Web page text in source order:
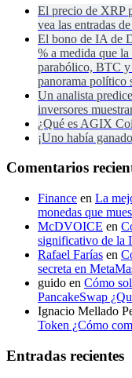
El precio de XRP
vea las entradas
El bono de IA de
% a medida que
parabólico, BTC y
panorama político
Un analista
inversores
¿Qué es AGIX
¡Uno había
Comentarios
Finance en La
monedas que
McDVOICE en
significativo de la
Rafael Farías en
secreta en
guido en Cómo
PancakeSwap
Ignacio Mellado
Token ¿Cómo
Entradas recientes